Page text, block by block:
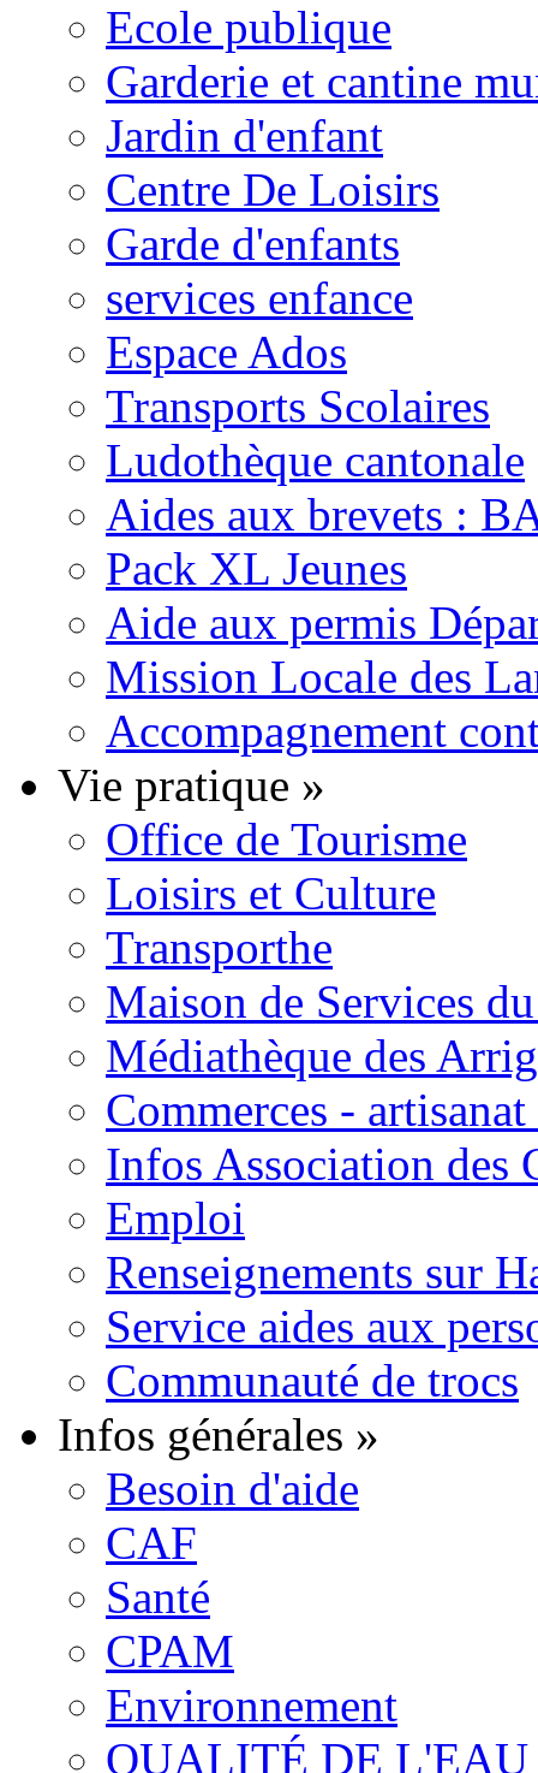
Ecole publique
Garderie et cantine
Jardin d'enfant
Centre De Loisirs
Garde d'enfants
services enfance
Espace Ados
Transports Scolaires
Ludothèque cantonale
Aides aux brevets :
Pack XL Jeunes
Aide aux permis
Mission Locale des
Accompagnement
Vie pratique »
Office de Tourisme
Loisirs et Culture
Transporthe
Maison de Services
Médiathèque des
Commerces -
Infos Association des
Emploi
Renseignements sur
Service aides aux
Communauté de trocs
Infos générales »
Besoin d'aide
CAF
Santé
CPAM
Environnement
QUALITÉ DE L'EAU